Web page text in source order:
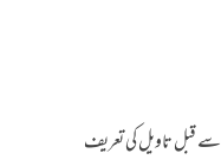
سے قبل تاویل کی تعریف